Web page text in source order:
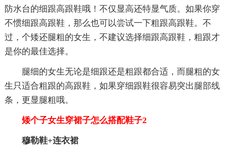
防水台的细跟高跟鞋哦！不仅显高还特显气质。如果你穿
不惯细跟高跟鞋，那么也可以尝试一下粗跟高跟鞋。不
过，个矮还腿粗的女生，不建议选择细跟高跟鞋，粗跟才
是你的最佳选择。
腿细的女生无论是细跟还是粗跟都合适，而腿粗的女
生只适合粗跟的高跟鞋，如果穿细跟鞋很容易突出腿部线
条，更显腿粗哦。
矮个子女生穿裙子怎么搭配鞋子2
穆勒鞋+连衣裙